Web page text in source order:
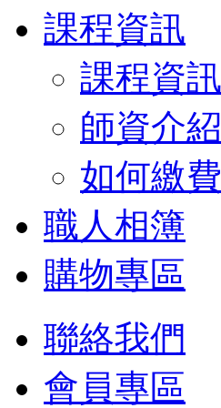
課程資訊
課程資訊
師資介紹
如何繳費
職人相簿
購物專區
聯絡我們
會員專區